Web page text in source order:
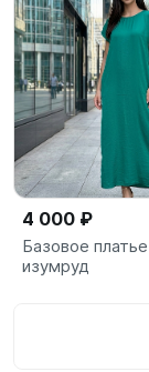
4 000 ₽
Базовое
изумруд